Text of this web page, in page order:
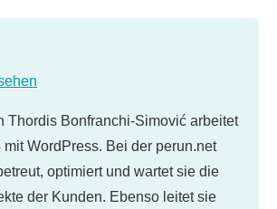
Thordis Bonfranchi-Simović arbeitet
WordPress. Bei der perun.net
optimiert und wartet sie die
der Kunden. Ebenso leitet sie